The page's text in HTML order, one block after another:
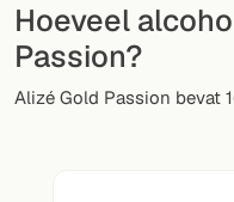
Willekeurig drankje
Voeg hier uw eigen cocktail
Hoeveel
Passion?
Alizé Gold Passion bevat